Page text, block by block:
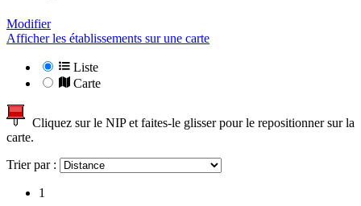
Modifier
Afficher les établissements sur une carte
Liste
Carte
Cliquez sur le NIP et faites-le glisser pour le repositionner sur la
carte.
Trier par :
1